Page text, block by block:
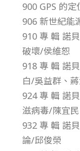
第
1
2
期
–
總
900 GPS 的
906 新世紀
910 專 輯 諾
破壞/侯維恕
918 專 輯 諾
白/吳益群、
924 專 輯 諾
滋病毒/陳宜民
932 專 輯 諾
論/邱俊榮